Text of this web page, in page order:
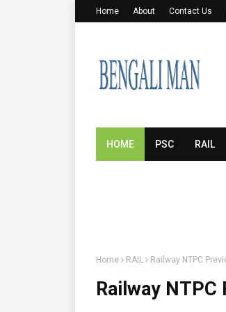
Home About Contact Us
HOME PSC RAIL
Home RAIL Railway NTPC
Railway NTPC